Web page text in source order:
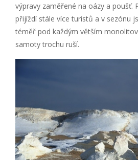
výpravy zaměřené na oázy a poušť.
přijíždí stále více turistů a v sezónu
téměř pod každým větším
samoty trochu ruší.